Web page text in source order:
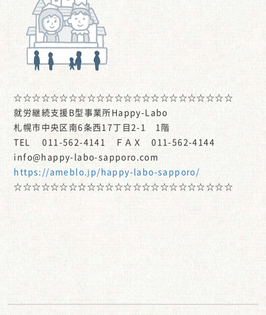
☆☆☆☆☆☆☆☆☆☆☆☆☆☆☆☆☆☆☆☆☆☆☆☆
就労継続支援B型事業所Happy-Labo
札幌市中央区南6条西17丁目2-1 1階
TEL 011-562-4141 ＦＡＸ 011-562-4144
info@happy-labo-sapporo.com
https://ameblo.jp/happy-labo-sapporo/
☆☆☆☆☆☆☆☆☆☆☆☆☆☆☆☆☆☆☆☆☆☆☆☆